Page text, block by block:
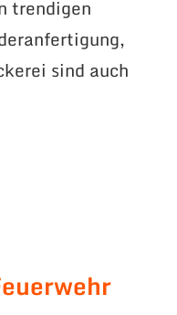
trendigen
sind auch